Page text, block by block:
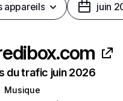
appareils juin
du trafic juin 2026
Musique